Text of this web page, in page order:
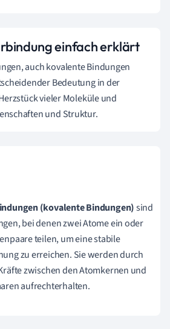
einfach erklärt
auch kovalente Bindungen
Bedeutung in der
vieler Moleküle und
und Struktur.
(kovalente Bindungen)sind
bei denen zwei Atome ein oder
teilen, um eine stabile
zu erreichen. Sie werden durch
zwischen den Atomkernen und
aufrechterhalten.